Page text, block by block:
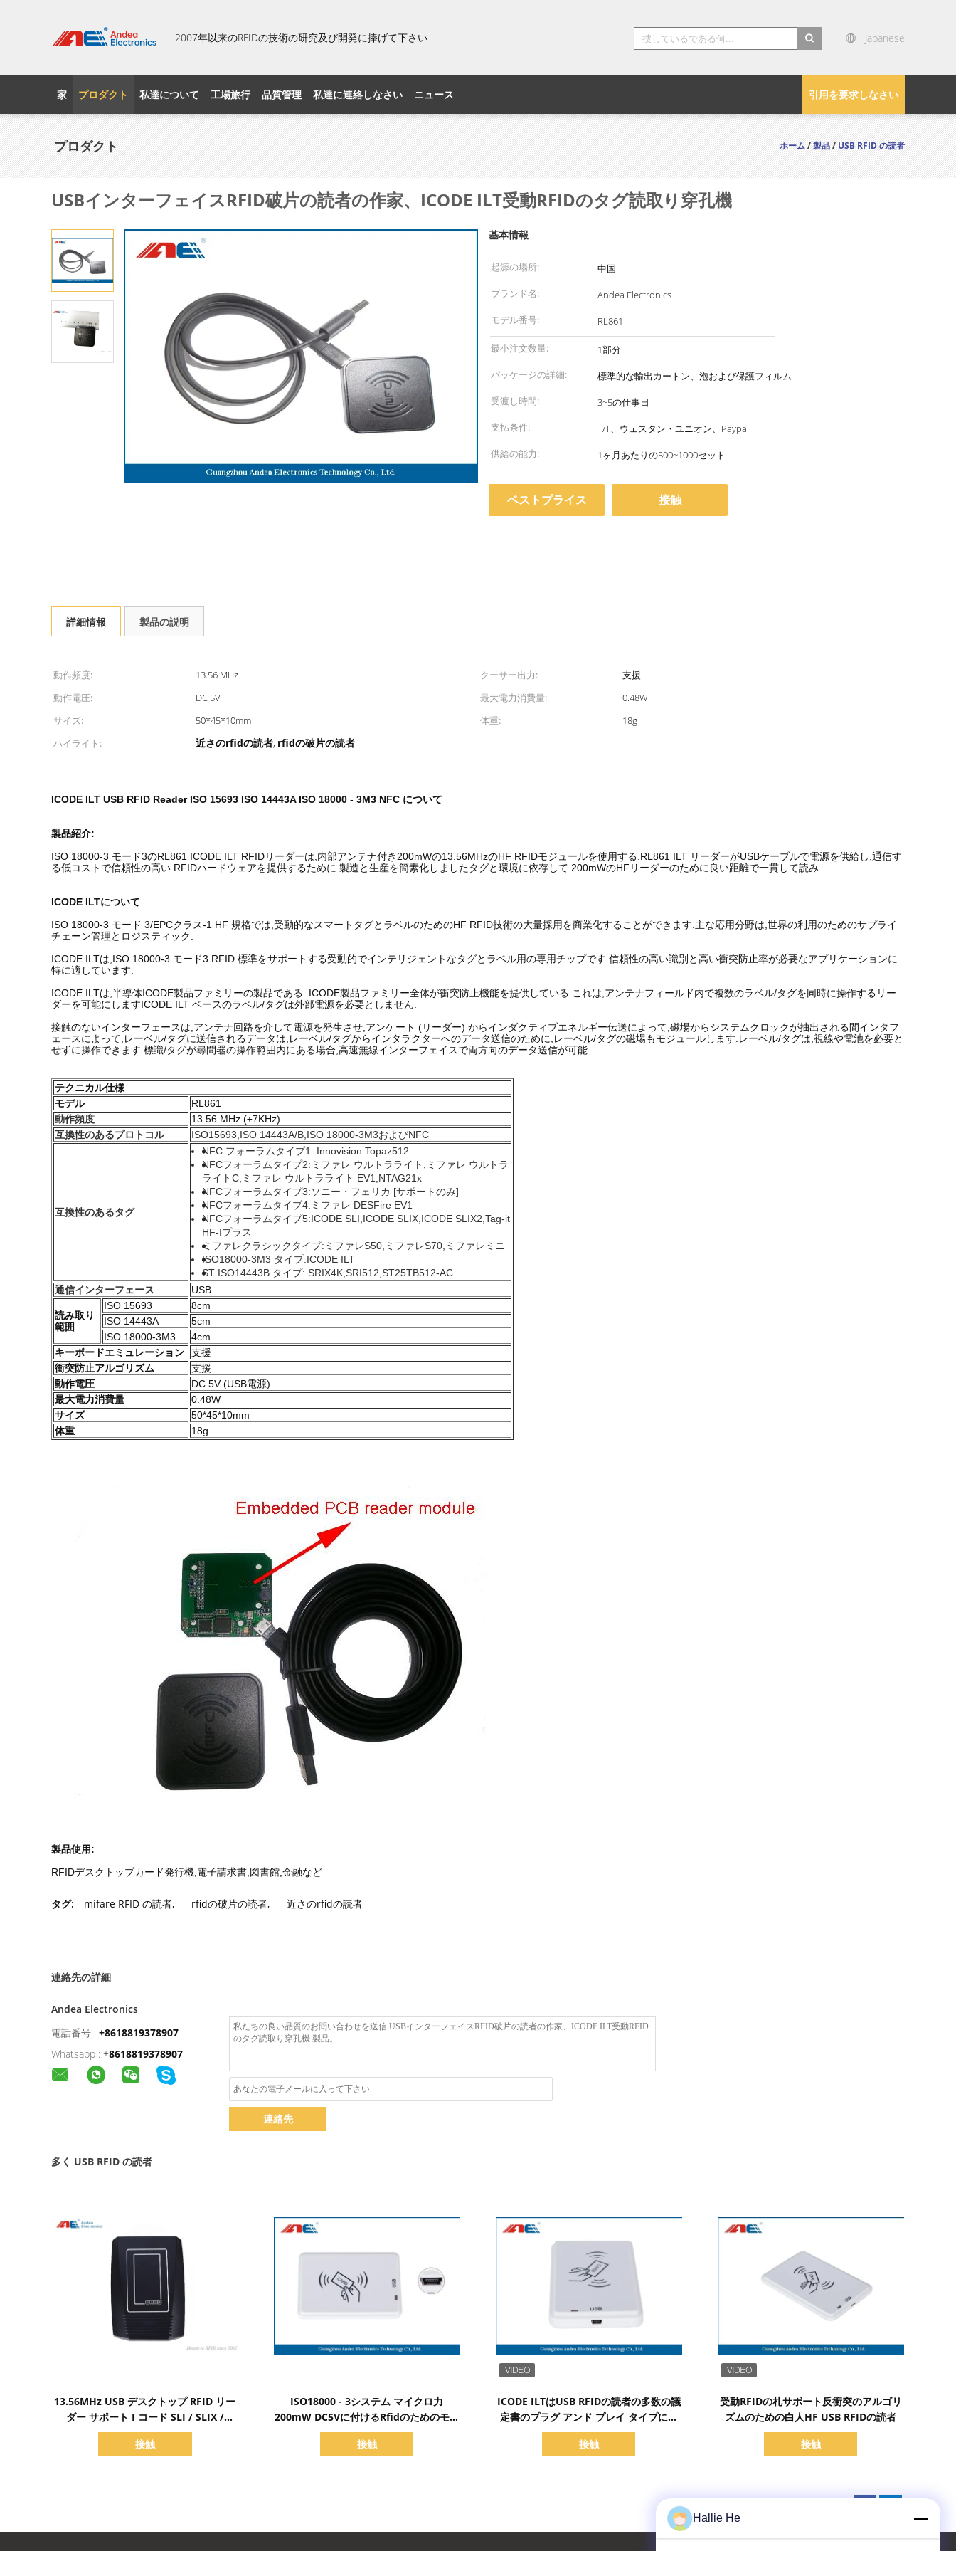
2007年以来のRFIDの技術の研究及び開発に捧げて下さい
Japanese
引用を要求しなさい
家 プロダクト 私達について 工場旅行 品質管理 私達に連絡しなさい ニュース
プロダクト ホーム/製品/USB RFID の読者
USBインターフェイスRFID破片の読者の作家、ICODE ILT受動RFIDのタグ読取り穿孔機
基本情報
起源の場所:
中国
ブランド名:
Andea Electronics
モデル番号:
RL861
最小注文数量:
1部分
パッケージの詳細:
標準的な輸出カートン、泡および保護フィルム
受渡し時間:
3~5の仕事日
支払条件:
T/T、ウェスタン・ユニオン、Paypal
供給の能力:
1ヶ月あたりの500~1000セット
ベストプライス 接触
詳細情報 製品の説明
動作頻度: 13.56 MHz クーサー出力:
支援
動作電圧:
DC 5V 最大電力消費量:
0.48W
サイズ:
50*45*10mm 体重:
18g
ハイライト:
近さのrfidの読者, rfidの破片の読者
ICODE ILT USB RFID Reader ISO 15693 ISO 14443A ISO 18000 - 3M3 NFC について
製品紹介:
ISO 18000-3 モード3のRL861 ICODE ILT RFIDリーダーは,内部アンテナ付き200mWの13.56MHzのHF RFIDモジュールを使用する.RL861 ILT リーダーがUSBケーブルで電源を供給し,通信す
る低コストで信頼性の高い RFIDハードウェアを提供するために 製造と生産を簡素化しましたタグと環境に依存して 200mWのHFリーダーのために良い距離で一貫して読み.
ICODE ILTについて
ISO 18000-3 モード 3/EPCクラス-1 HF 規格では,受動的なスマートタグとラベルのためのHF RFID技術の大量採用を商業化することができます.主な応用分野は,世界の利用のためのサプライ
チェーン管理とロジスティック.
ICODE ILTは,ISO 18000-3 モード3 RFID 標準をサポートする受動的でインテリジェントなタグとラベル用の専用チップです.信頼性の高い識別と高い衝突防止率が必要なアプリケーションに
特に適しています.
ICODE ILTは,半導体ICODE製品ファミリーの製品である. ICODE製品ファミリー全体が衝突防止機能を提供している.これは,アンテナフィールド内で複数のラベル/タグを同時に操作するリー
ダーを可能にしますICODE ILT ベースのラベル/タグは外部電源を必要としません.
接触のないインターフェースは,アンテナ回路を介して電源を発生させ,アンケート (リーダー) からインダクティブエネルギー伝送によって,磁場からシステムクロックが抽出される間インタフ
ェースによって,レーベル/タグに送信されるデータは,レーベル/タグからインタラクターへのデータ送信のために,レーベル/タグの磁場もモジュールします.レーベル/タグは,視線や電池を必要と
せずに操作できます.標識/タグが尋問器の操作範囲内にある場合,高速無線インターフェイスで両方向のデータ送信が可能.
テクニカル仕様
モデル
RL861
動作頻度
13.56 MHz (±7KHz)
互換性のあるプロトコル
ISO15693,ISO 14443A/B,ISO 18000-3M3およびNFC
互換性のあるタグ
NFC フォーラムタイプ1: Innovision Topaz512
NFCフォーラムタイプ2:ミファレ ウルトラライト,ミファレ ウルトラ
ライトC,ミファレ ウルトラライト EV1,NTAG21x
NFCフォーラムタイプ3:ソニー・フェリカ [サポートのみ]
NFCフォーラムタイプ4:ミファレ DESFire EV1
NFCフォーラムタイプ5:ICODE SLI,ICODE SLIX,ICODE SLIX2,Tag-it
HF-Iプラス
ミファレクラシックタイプ:ミファレS50,ミファレS70,ミファレミニ
ISO18000-3M3 タイプ:ICODE ILT
ST ISO14443B タイプ: SRIX4K,SRI512,ST25TB512-AC
通信インターフェース
USB
読み取り
範囲
ISO 15693
8cm
ISO 14443A
5cm
ISO 18000-3M3
4cm
キーボードエミュレーション
支援
衝突防止アルゴリズム
支援
動作電圧
DC 5V (USB電源)
最大電力消費量
0.48W
サイズ
50*45*10mm
体重
18g
製品使用:
RFIDデスクトップカード発行機,電子請求書,図書館,金融など
タグ: mifare RFID の読者, rfidの破片の読者, 近さのrfidの読者
連絡先の詳細
Andea Electronics
電話番号 : +8618819378907
Whatsapp : +8618819378907
連絡先
多く USB RFID の読者
13.56MHz USB デスクトップ RFID リー
ダー サポート I コード SLI / SLIX /
SLIX2 チップ
接触
ISO18000 - 3システム マイクロ力
200mW DC5Vに付けるRfidのためのモー
ド3 Rfid Usbの読者の作家
接触
ICODE ILTはUSB RFIDの読者の多数の議
定書のプラグ アンド プレイ タイプに付
けます
接触
詳細を表示
受動RFIDの札サポート反衝突のアルゴリ
ズムのための白人HF USB RFIDの読者
接触
Hallie He